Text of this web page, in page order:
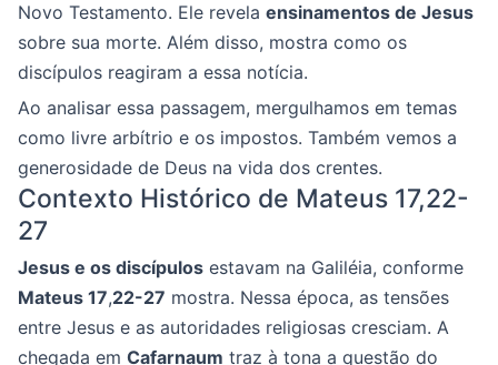
Novo Testamento. Ele revela ensinamentos de Jesus
sobre sua morte. Além disso, mostra como os
discípulos reagiram a essa notícia.
Ao analisar essa passagem, mergulhamos em temas
como livre arbítrio e os impostos. Também vemos a
generosidade de Deus na vida dos crentes.
Contexto Histórico de Mateus 17,22-
27
Jesus e os discípulos estavam na Galiléia, conforme
Mateus 17,22-27 mostra. Nessa época, as tensões
entre Jesus e as autoridades religiosas cresciam. A
chegada em Cafarnaum traz à tona a questão do